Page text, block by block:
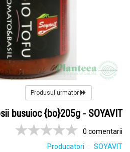
Produsul urmator
busuioc {bo}205g - SOYAVIT
0 comentarii
Producatori
SOYAVIT